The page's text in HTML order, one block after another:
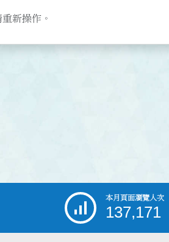
新操作。
本月頁面瀏覽人次
137,171